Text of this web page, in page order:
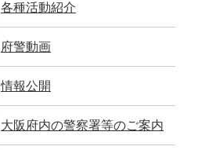
各種活動紹介
府警動画
情報公開
大阪府内の警察署等のご案内